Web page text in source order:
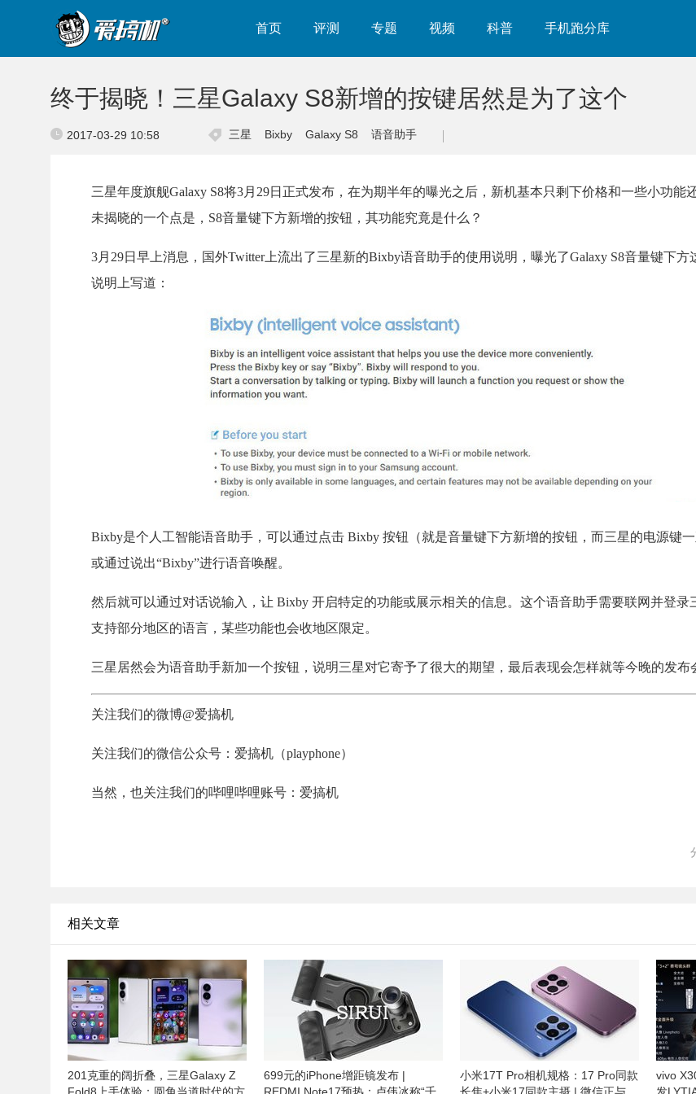
首页 评测 专题 视频 科普 手机跑分库
终于揭晓！三星Galaxy S8新增的按键居然是为了这个
2017-03-29 10:58 三星 Bixby Galaxy S8 语音助手
三星年度旗舰Galaxy S8将3月29日正式发布，在为期半年的曝光之后，新机基本只剩下价格和一些小功能
未揭晓的一个点是，S8音量键下方新增的按钮，其功能究竟是什么？
3月29日早上消息，国外Twitter上流出了三星新的Bixby语音助手的使用说明，曝光了Galaxy S8音量键下方
说明上写道：
Bixby是个人工智能语音助手，可以通过点击 Bixby 按钮（就是音量键下方新增的按钮，而三星的电源键一
或通过说出“Bixby”进行语音唤醒。
然后就可以通过对话说输入，让 Bixby 开启特定的功能或展示相关的信息。 这个语音助手需要联网并登录
支持部分地区的语言，某些功能也会收地区限定。
三星居然会为语音助手新加一个按钮，说明三星对它寄予了很大的期望，最后表现会怎样就等今晚的发布
关注我们的微博@爱搞机
关注我们的微信公众号：爱搞机（playphone）
当然，也关注我们的哔哩哔哩账号：爱搞机
相关文章
201克重的阔折叠，三星Galaxy Z
699元的iPhone增距镜发布 |
小米17T Pro相机规格：17 Pro同款
vivo